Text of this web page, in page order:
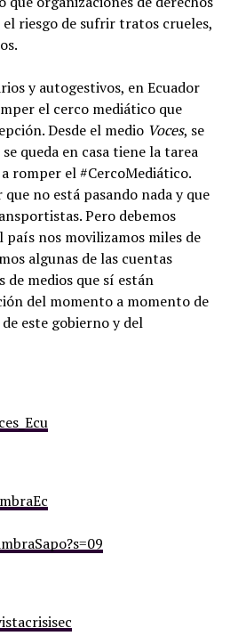
riesgo de sufrir tratos crueles,
y autogestivos, en Ecuador
el cerco mediático que
Desde el medio Voces, se
queda en casa tiene la tarea
romper el #CercoMediático.
no está pasando nada y que
Pero debemos
país nos movilizamos miles de
algunas de las cuentas
medios que sí están
del momento a momento de
este gobierno y del